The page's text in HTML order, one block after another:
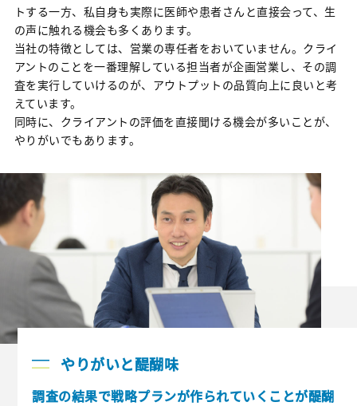
トする一方、私自身も実際に医師や患者さんと直接会って、生
の声に触れる機会も多くあります。
当社の特徴としては、営業の専任者をおいていません。クライ
アントのことを一番理解している担当者が企画営業し、その調
査を実行していけるのが、アウトプットの品質向上に良いと考
えています。
同時に、クライアントの評価を直接聞ける機会が多いことが、
やりがいでもあります。
やりがいと醍醐味
調査の結果で戦略プランが作られていくことが醍醐
JOBS
マーケティングリサーチ職種紹介
デジタルマーケティング職種紹介
タレント一覧
SPECIAL SESSION
マーケティングリサーチ座談会
デジタルマーケティング座談会
RECRUITING INFO